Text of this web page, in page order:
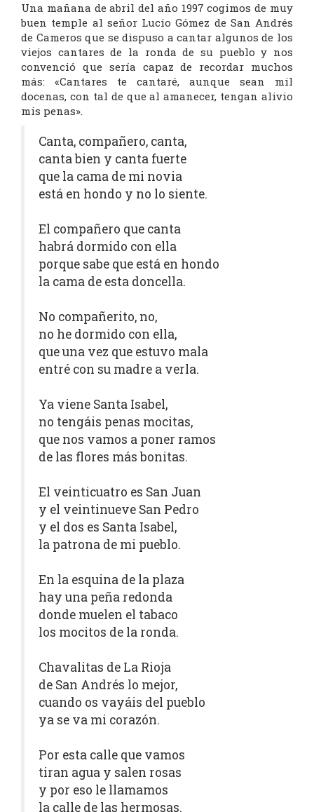
Una mañana de abril del año 1997 cogimos de muy
buen temple al señor Lucio Gómez de San Andrés
de Cameros que se dispuso a cantar algunos de los
viejos cantares de la ronda de su pueblo y nos
convenció que sería capaz de recordar muchos
más: «Cantares te cantaré, aunque sean mil
docenas, con tal de que al amanecer, tengan alivio
mis penas».
Canta, compañero, canta,
canta bien y canta fuerte
que la cama de mi novia
está en hondo y no lo siente.
El compañero que canta
habrá dormido con ella
porque sabe que está en hondo
la cama de esta doncella.
No compañerito, no,
no he dormido con ella,
que una vez que estuvo mala
entré con su madre a verla.
Ya viene Santa Isabel,
no tengáis penas mocitas,
que nos vamos a poner ramos
de las flores más bonitas.
El veinticuatro es San Juan
y el veintinueve San Pedro
y el dos es Santa Isabel,
la patrona de mi pueblo.
En la esquina de la plaza
hay una peña redonda
donde muelen el tabaco
los mocitos de la ronda.
Chavalitas de La Rioja
de San Andrés lo mejor,
cuando os vayáis del pueblo
ya se va mi corazón.
Por esta calle que vamos
tiran agua y salen rosas
y por eso le llamamos
la calle de las hermosas.